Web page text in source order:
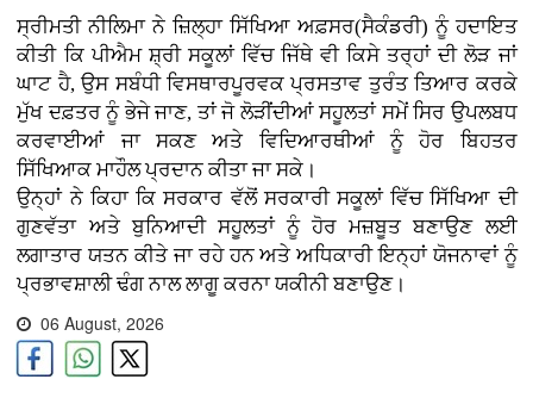
ਸ੍ਰੀਮਤੀ ਨੀਲਿਮਾ ਨੇ ਜ਼ਿਲ੍ਹਾ ਸਿੱਖਿਆ ਅਫ਼ਸਰ(ਸੈਕੰਡਰੀ) ਨੂੰ ਹਦਾਇਤ
ਕੀਤੀ ਕਿ ਪੀਐਮ ਸ਼੍ਰੀ ਸਕੂਲਾਂ ਵਿੱਚ ਜਿੱਥੇ ਵੀ ਕਿਸੇ ਤਰ੍ਹਾਂ ਦੀ ਲੋੜ ਜਾਂ
ਘਾਟ ਹੈ, ਉਸ ਸਬੰਧੀ ਵਿਸਥਾਰਪੂਰਵਕ ਪ੍ਰਸਤਾਵ ਤੁਰੰਤ ਤਿਆਰ ਕਰਕੇ
ਮੁੱਖ ਦਫ਼ਤਰ ਨੂੰ ਭੇਜੇ ਜਾਣ, ਤਾਂ ਜੋ ਲੋੜੀਂਦੀਆਂ ਸਹੂਲਤਾਂ ਸਮੇਂ ਸਿਰ ਉਪਲਬਧ
ਕਰਵਾਈਆਂ ਜਾ ਸਕਣ ਅਤੇ ਵਿਦਿਆਰਥੀਆਂ ਨੂੰ ਹੋਰ ਬਿਹਤਰ
ਸਿੱਖਿਆਕ ਮਾਹੌਲ ਪ੍ਰਦਾਨ ਕੀਤਾ ਜਾ ਸਕੇ।
ਉਨ੍ਹਾਂ ਨੇ ਕਿਹਾ ਕਿ ਸਰਕਾਰ ਵੱਲੋਂ ਸਰਕਾਰੀ ਸਕੂਲਾਂ ਵਿੱਚ ਸਿੱਖਿਆ ਦੀ
ਗੁਣਵੱਤਾ ਅਤੇ ਬੁਨਿਆਦੀ ਸਹੂਲਤਾਂ ਨੂੰ ਹੋਰ ਮਜ਼ਬੂਤ ਬਣਾਉਣ ਲਈ
ਲਗਾਤਾਰ ਯਤਨ ਕੀਤੇ ਜਾ ਰਹੇ ਹਨ ਅਤੇ ਅਧਿਕਾਰੀ ਇਨ੍ਹਾਂ ਯੋਜਨਾਵਾਂ ਨੂੰ
ਪ੍ਰਭਾਵਸ਼ਾਲੀ ਢੰਗ ਨਾਲ ਲਾਗੂ ਕਰਨਾ ਯਕੀਨੀ ਬਣਾਉਣ।
06 August, 2026